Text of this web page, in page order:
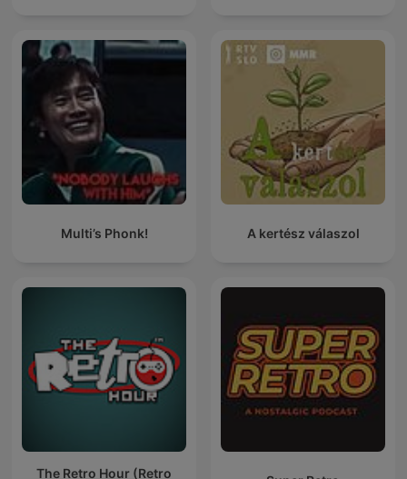
Multi’s Phonk! A kertész válaszol
The Retro Hour (Retro